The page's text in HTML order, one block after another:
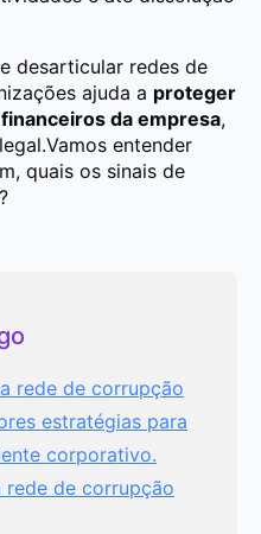
desarticular redes de
ajuda a proteger
da empresa,
Vamos entender
quais os sinais de
rede de corrupção
estratégias para
corporativo.
rede de corrupção